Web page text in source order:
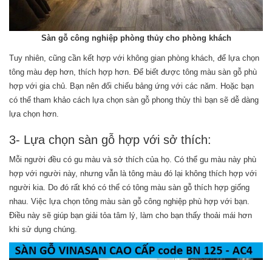
Sàn gỗ công nghiệp phòng thủy cho phòng khách
Tuy nhiên, cũng cần kết hợp với không gian phòng khách, để lựa chọn
tông màu đẹp hơn, thích hợp hơn. Để biết được tông màu sàn gỗ phù
hợp với gia chủ. Bạn nên đối chiếu bảng ứng với các năm. Hoặc bạn
có thể tham khảo cách lựa chọn sàn gỗ phong thủy thì bạn sẽ dễ dàng
lựa chọn hơn.
3- Lựa chọn sàn gỗ hợp với sở thích:
Mỗi người đều có gu màu và sở thích của họ. Có thể gu màu này phù
hợp với người này, nhưng vẫn là tông màu đó lại không thích hợp với
người kia. Do đó rất khó có thể có tông màu sàn gỗ thích hợp giống
nhau. Việc lựa chọn tông màu sàn gỗ công nghiệp phù hợp với bạn.
Điều này sẽ giúp bạn giải tỏa tâm lý, làm cho bạn thấy thoải mái hơn
khi sử dụng chúng.